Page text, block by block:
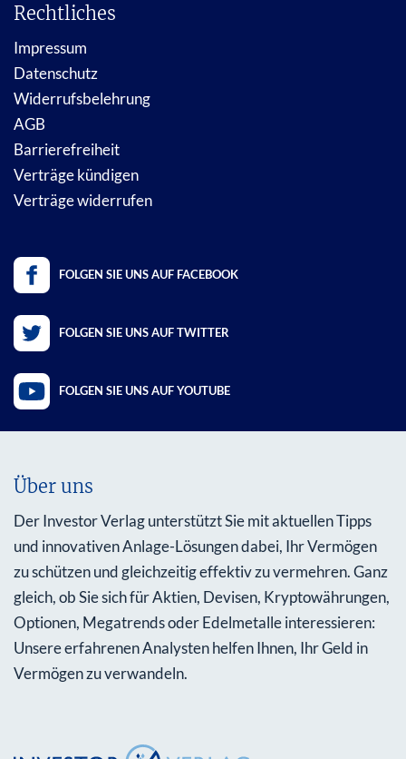
Rechtliches
Impressum
Datenschutz
Widerrufsbelehrung
AGB
Barrierefreiheit
Verträge kündigen
Verträge widerrufen
FOLGEN SIE UNS AUF FACEBOOK
FOLGEN SIE UNS AUF TWITTER
FOLGEN SIE UNS AUF YOUTUBE
Über uns
Der Investor Verlag unterstützt Sie mit aktuellen Tipps
und innovativen Anlage-Lösungen dabei, Ihr Vermögen
zu schützen und gleichzeitig effektiv zu vermehren. Ganz
gleich, ob Sie sich für Aktien, Devisen, Kryptowährungen,
Optionen, Megatrends oder Edelmetalle interessieren:
Unsere erfahrenen Analysten helfen Ihnen, Ihr Geld in
Vermögen zu verwandeln.